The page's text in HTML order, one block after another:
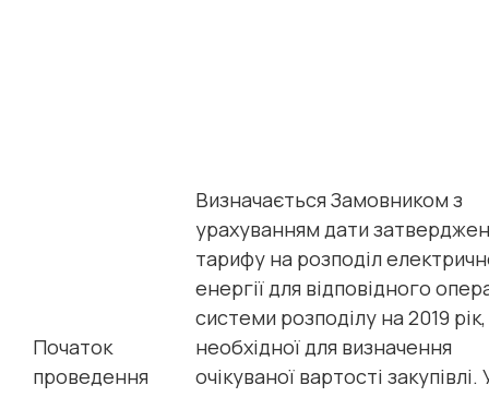
Початок
проведення
Визначається Замовником з
урахуванням дати
тарифу на розподіл
енергії для відповідного
системи розподілу на 2019 рік,
необхідної для визначення
очікуваної вартості закупівлі.